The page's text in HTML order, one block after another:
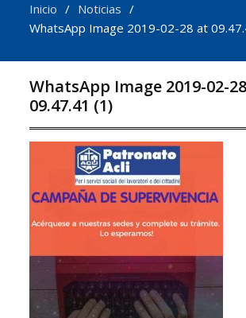
Inicio
Noticias
WhatsApp Image 2019-02-28 at
WhatsApp Image 2019-02-
09.47.41 (1)